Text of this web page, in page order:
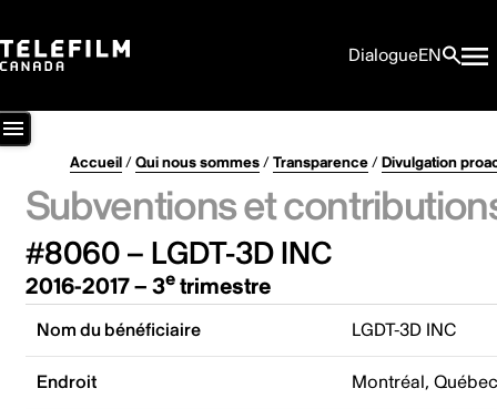
DialogueEN
Accueil/Qui nous sommes/Transparence/Divulgation
Subventions et
#8060 – LGDT-3D INC
2016-2017 – 3etrimestre
Nom du bénéficiaire LGDT-3D INC
Endroit Montréal,